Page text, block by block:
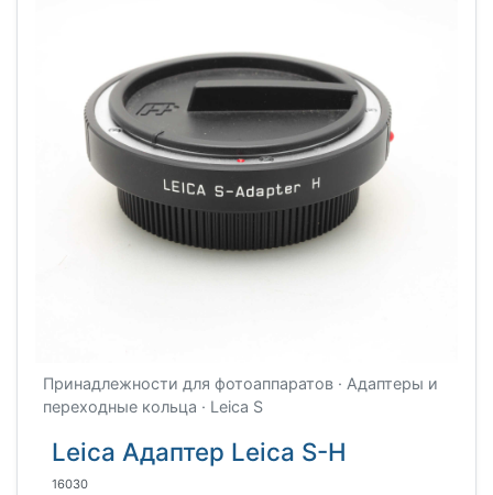
Принадлежности для фотоаппаратов · Адаптеры и
переходные кольца · Leica S
Leica Адаптер Leica S-H
16030